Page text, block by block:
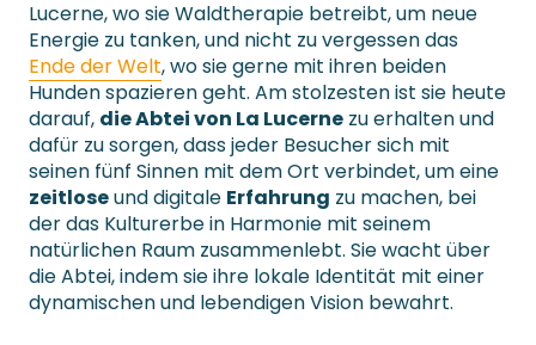
Lucerne, wo sie Waldtherapie betreibt, um neue
Energie zu tanken, und nicht zu vergessen das
Ende der Welt, wo sie gerne mit ihren beiden
Hunden spazieren geht. Am stolzesten ist sie heute
darauf, die Abtei von La Lucerne zu erhalten und
dafür zu sorgen, dass jeder Besucher sich mit
seinen fünf Sinnen mit dem Ort verbindet, um eine
zeitloseund digitale Erfahrung zu machen, bei
der das Kulturerbe in Harmonie mit seinem
natürlichen Raum zusammenlebt. Sie wacht über
die Abtei, indem sie ihre lokale Identität mit einer
dynamischen und lebendigen Vision bewahrt.